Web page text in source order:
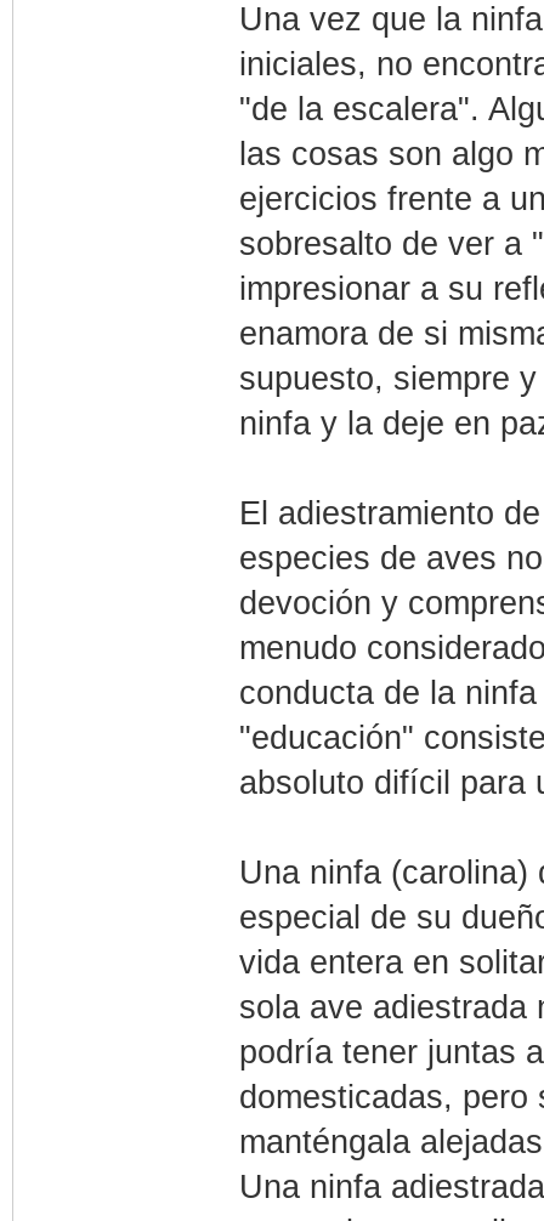
Una vez que la
iniciales, no
"de la escalera".
las cosas son algo
ejercicios frente a
sobresalto de ver a
impresionar a su
enamora de si
supuesto, siempre
ninfa y la deje en
El adiestramiento
especies de aves
devoción y
menudo
conducta de la
"educación"
absoluto difícil para
Una ninfa (carolina)
especial de su
vida entera en
sola ave adiestrada
podría tener juntas
domesticadas, pero
manténgala
Una ninfa